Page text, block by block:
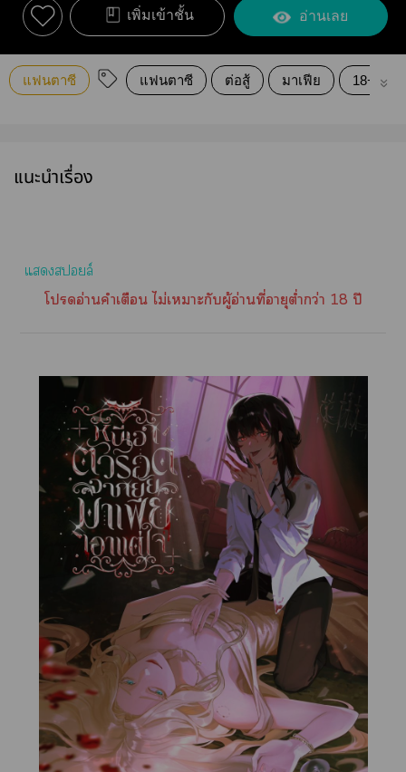
เพิ่มเข้าชั้น อ่านเลย
แฟนตาซี แฟนตาซี ต่อสู้ มาเฟีย 18+
แนะนำเรื่อง
แสล์
โอ่านคำเตือน ไม่เาะกับผู้อ่านที่อายุต่ำกว่า 18 ปี